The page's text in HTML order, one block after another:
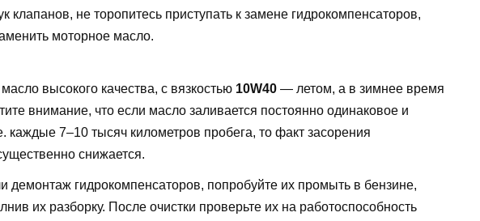
клапанов, не торопитесь приступать к замене гидрокомпенсаторов,
моторное масло.
высокого качества, с вязкостью 10W40— летом, а в зимнее время
внимание, что если масло заливается постоянно одинаковое и
каждые 7–10 тысяч километров пробега, то факт засорения
снижается.
демонтаж гидрокомпенсаторов, попробуйте их промыть в бензине,
их разборку. После очистки проверьте их на работоспособность